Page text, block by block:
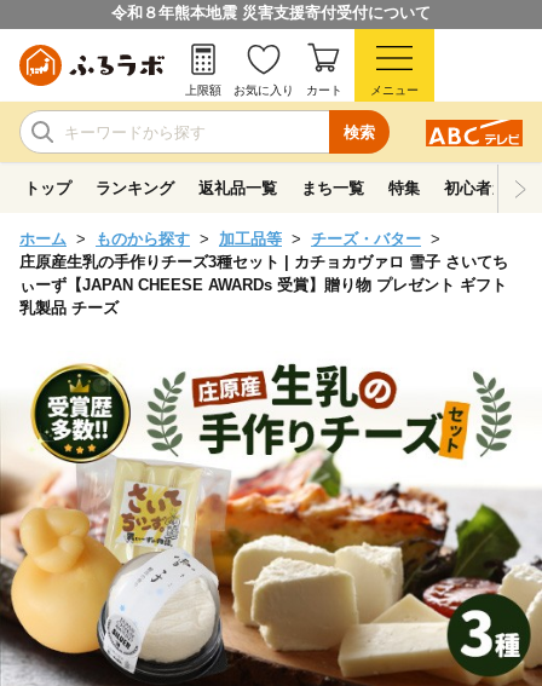
令和８年熊本地震 災害支援寄付受付について
検索
上限額 お気に入り カート メニュー
トップ ランキング 返礼品一覧 まち一覧 特集 初心者ガイド
ホーム ものから探す 加工品等
チーズ・バター
庄原産生乳の手作りチーズ3種セット | カチョカヴァロ 雪子 さいてち
ぃーず【JAPAN CHEESE AWARDs 受賞】贈り物 プレゼント ギフト
乳製品 チーズ